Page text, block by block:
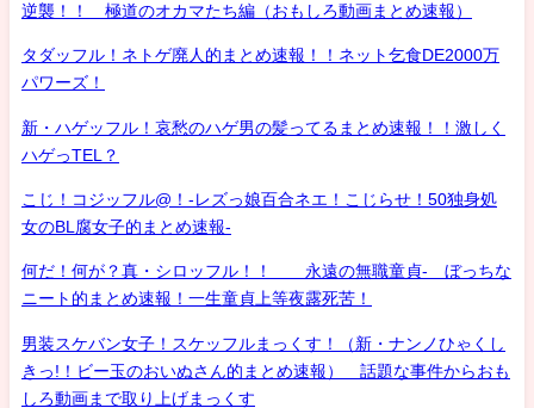
逆襲！！ 極道のオカマたち編（おもしろ動画まとめ速報）
タダッフル！ネトゲ廃人的まとめ速報！！ネット乞食DE2000万
パワーズ！
新・ハゲッフル！哀愁のハゲ男の髪ってるまとめ速報！！激しく
ハゲっTEL？
こじ！コジッフル@！-レズっ娘百合ネエ！こじらせ！50独身処
女のBL腐女子的まとめ速報-
何だ！何が？真・シロッフル！！ 永遠の無職童貞- ぼっちな
ニート的まとめ速報！一生童貞上等夜露死苦！
男装スケバン女子！スケッフルまっくす！（新・ナンノひゃくし
きっ!！ビー玉のおいぬさん的まとめ速報） 話題な事件からおも
しろ動画まで取り上げまっくす